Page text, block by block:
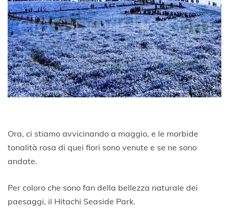
Ora, ci stiamo avvicinando a maggio, e le morbide
tonalità rosa di quei fiori sono venute e se ne sono
andate.
Per coloro che sono fan della bellezza naturale dei
paesaggi, il Hitachi Seaside Park.